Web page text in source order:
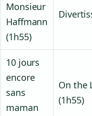
Monsieur
Haffmann
(1h55)
10 jours
encore
sans
maman
On the
(1h55)